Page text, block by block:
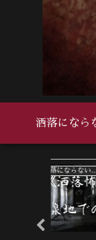
洒落になら
中編